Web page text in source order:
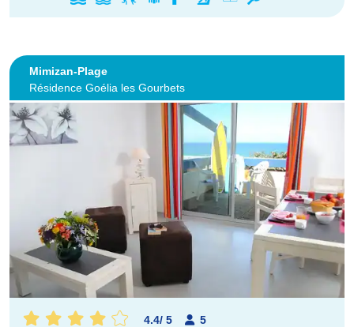
Mimizan-Plage
Résidence Goélia les Gourbets
4.4/ 5 5